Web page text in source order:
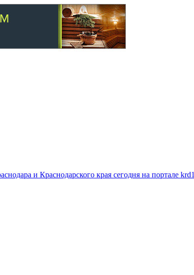
и Краснодарского края сегодня на портале krd1